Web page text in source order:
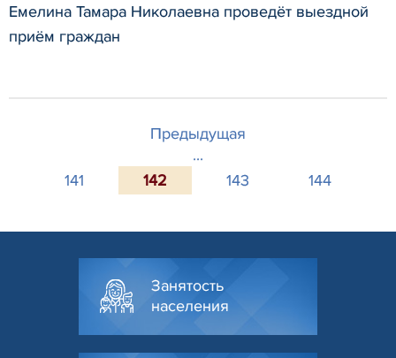
Емелина Тамара Николаевна проведёт выездной
приём граждан
Предыдущая
...
141
142 143 144
Занятость
населения